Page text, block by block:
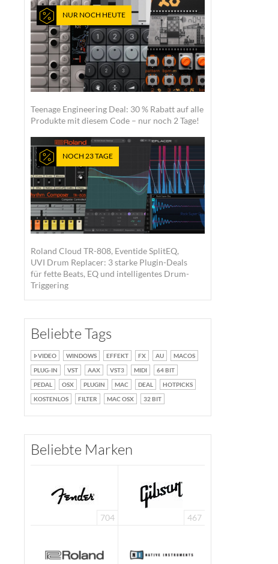
NUR NOCH HEUTE
Teenage Engineering Deal: 30 % Rabatt auf alle
Produkte mit diesem Code – nur noch 2 Tage!
NOCH 23 TAGE
Roland Cloud TR-808, Eventide SplitEQ,
UVI Drum Replacer: 3 starke Plugin-Deals
für fette Beats, EQ und intelligentes Drum-
Triggering
Beliebte Tags
VIDEO WINDOWS EFFEKT FX AU
MACOS
PLUG-IN
VST AAX VST3 MIDI
64 BIT
PEDAL
OSX PLUGIN MAC DEAL
HOTPICKS
KOSTENLOS
FILTER MAC OSX 32 BIT
Beliebte Marken
704 467